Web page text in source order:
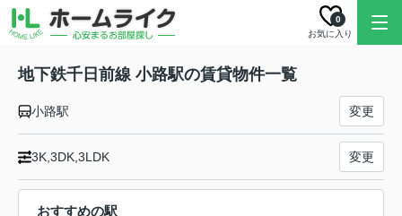
お気に入り
0
地下鉄千日前線 小路駅の賃貸物件一覧
小路駅 変更
3K,3DK,3LDK 変更
おすすめの駅